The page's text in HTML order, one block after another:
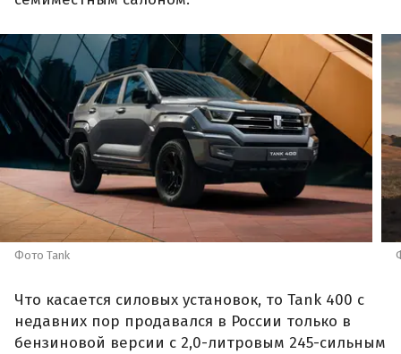
Фото Tank
Что касается силовых установок, то Tank 400 с
недавних пор продавался в России только в
бензиновой версии с 2,0-литровым 245-сильным